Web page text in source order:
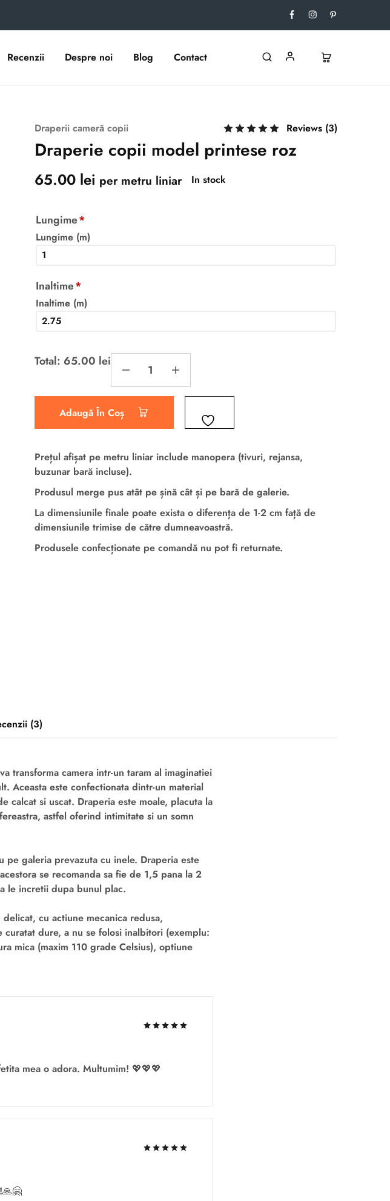
Recenzii Despre noi Blog Contact
Draperii cameră copii Reviews (3)
Draperie copii model printese roz
65.00 lei per metru liniar In stock
Lungime*
Lungime (m)
Inaltime*
Inaltime (m)
Total: 65.00 lei
Adaugă În Coș
Prețul afișat pe metru liniar include manopera(tivuri, rejansa,
buzunar bară incluse).
Produsul merge pus atât pe șină cât și pe bară de galerie.
La dimensiunile finale poate exista o diferența de 1-2 cm față de
dimensiunile trimise de către dumneavoastră.
Produsele confecționate pe comandă nu pot fi returnate.
(3)
transforma camera intr-un taram al imaginatiei
Aceasta este confectionata dintr-un material
calcat si uscat. Draperia este moale, placuta la
astfel oferind intimitate si un somn
pe galeria prevazuta cu inele. Draperia este
se recomanda sa fie de 1,5 pana la 2
le incretii dupa bunul plac.
cu actiune mecanica redusa,
dure, a nu se folosi inalbitori (exemplu:
mica (maxim 110 grade Celsius), optiune
mea o adora. Multumim! 💖💖💖